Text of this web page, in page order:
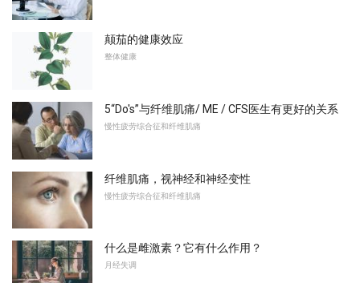
颠茄的健康效应
整体健康
5“Do's”与纤维肌痛/ ME / CFS医生有更好的关系
慢性疲劳综合征和纤维肌痛
纤维肌痛，视神经和神经变性
慢性疲劳综合征和纤维肌痛
什么是雌激素？它有什么作用？
月经失调